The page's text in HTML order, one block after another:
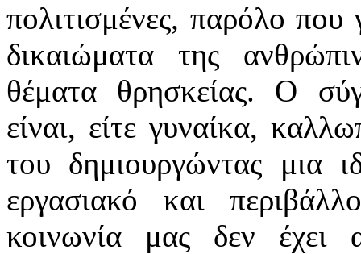
πολιτισμένες, παρόλο που
δικαιώματα της
θέματα θρησκείας. Ο
είναι, είτε γυναίκα,
του δημιουργώντας μια
εργασιακό και
κοινωνία μας δεν έχει